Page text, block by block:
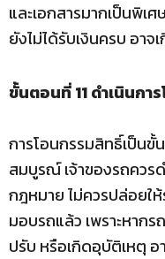
และเอกสารมากเป็นพิเ
ยังไม่ได้รับเงินครบ อาจ
ขั้นตอนที่ 11 ดำเนินก
การโอนกรรมสิทธิ์เป็น
สมบูรณ์ เจ้าของรถควร
กฎหมาย ไม่ควรปล่อยใ
มอบรถแล้ว เพราะหาก
ปรับ หรือเกิดอุบัติเหตุ อ